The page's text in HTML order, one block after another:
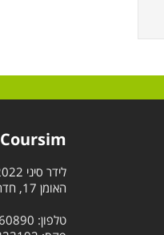
Coursim
לידר סיני 2022 בע"מ (קורסים)
האומן 17, חדרה
טלפון: 077-7060890